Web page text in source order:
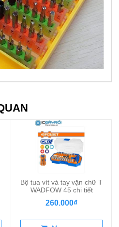
Bộ tua vít và tay vặn chữ T
WADFOW 45 chi tiết
260.000₫